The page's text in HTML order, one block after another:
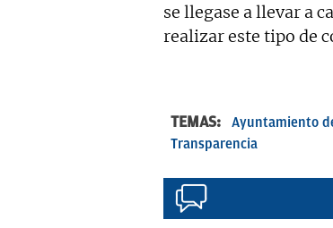
se llegase a llevar a
realizar este tipo de
TEMAS: Ayuntamiento
Transparencia